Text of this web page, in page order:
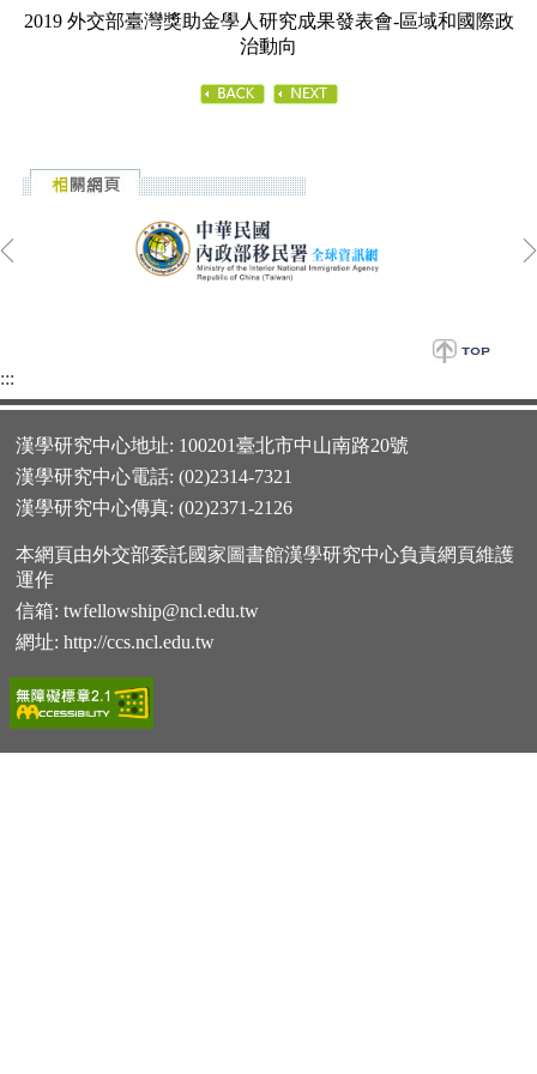
2019 外交部臺灣獎助金學人研究成果發表會-區域和國際政
治動向
:::
漢學研究中心地址: 100201臺北市中山南路20號
漢學研究中心電話: (02)2314-7321
漢學研究中心傳真: (02)2371-2126
本網頁由外交部委託國家圖書館漢學研究中心負責網頁維護
運作
信箱: twfellowship@ncl.edu.tw
網址: http://ccs.ncl.edu.tw